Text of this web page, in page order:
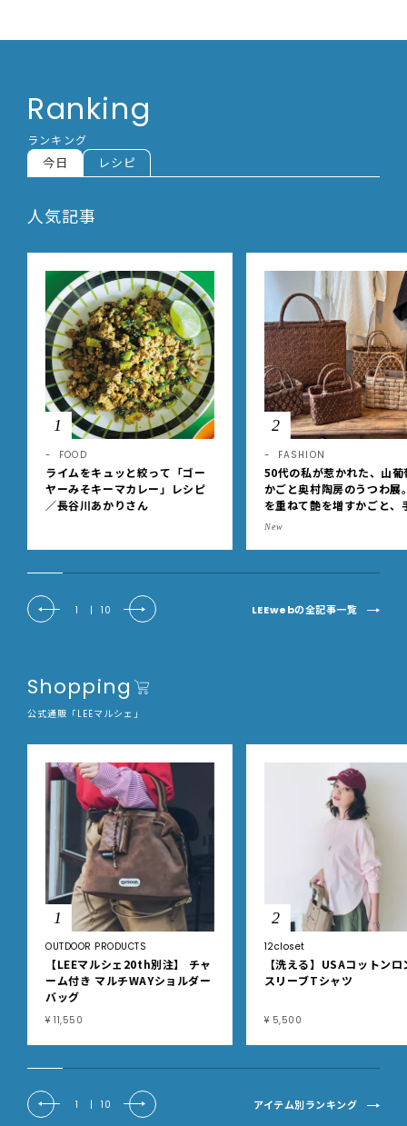
Ranking
ランキング
今日 レシピ
人気記事
1
FOOD
ライムをキュッと絞って「ゴー
ヤーみそキーマカレー」レシピ
／長谷川あかりさん
2
FASHION
50代の私が惹かれた、山葡
かごと奥村陶房のうつわ展
を重ねて艶を増すかごと、
事の美しさに出会いました
New
1 | 10 LEEwebの全記事一覧
Shopping
公式通販「LEEマルシェ」
1
OUTDOOR PRODUCTS
【LEEマルシェ20th別注】 チャ
ーム付き マルチWAYショルダー
バッグ
¥ 11,550
2
12closet
【洗える】USAコットンロ
スリーブTシャツ
¥ 5,500
1 | 10 アイテム別ランキング